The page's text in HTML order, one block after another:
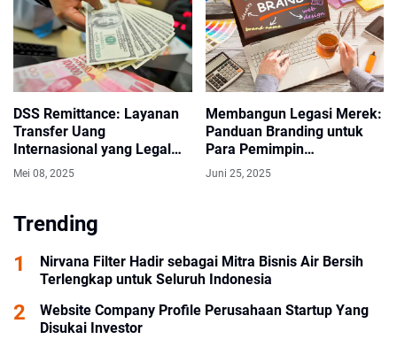
DSS Remittance: Layanan
Transfer Uang
Internasional yang Legal
dan 100% Aman
Mei 08, 2025
Membangun Legasi Merek:
Panduan Branding untuk
Para Pemimpin
Perusahaan
Juni 25, 2025
Trending
Nirvana Filter Hadir sebagai Mitra Bisnis Air Bersih
Terlengkap untuk Seluruh Indonesia
Website Company Profile Perusahaan Startup Yang
Disukai Investor